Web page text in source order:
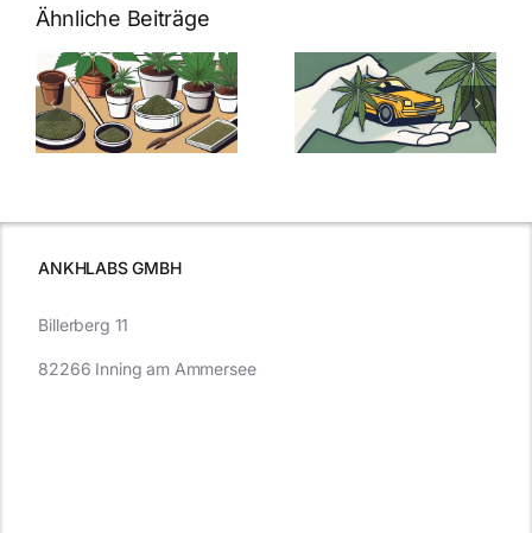
Ähnliche Beiträge
Neue THC-
Grenzwert-
Regelung:
Was Sie über
Cannabis und
müssen
Cannabis
Samen
kaufen: Alles
was Sie
ANKHLABS GMBH
Billerberg 11
82266 Inning am Ammersee